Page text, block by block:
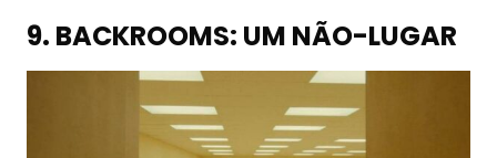
9. BACKROOMS: UM NÃO-LUGAR